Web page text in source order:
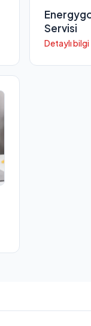
Servisi
Detaylı